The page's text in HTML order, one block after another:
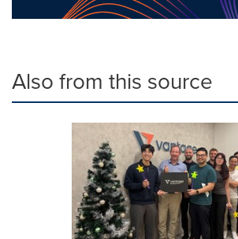
Also from this source